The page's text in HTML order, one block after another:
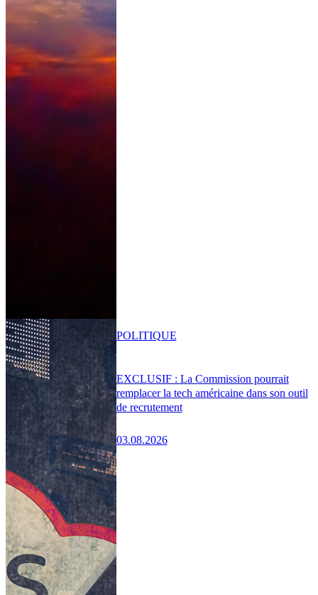
EXCLUSIF : La Commission pourrait
remplacer la tech américaine dans son outil
de recrutement
03.08.2026
POLITIQUE